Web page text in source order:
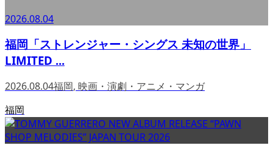
2026.08.04
福岡「ストレンジャー・シングス 未知の世界」
LIMITED ...
2026.08.04福岡, 映画・演劇・アニメ・マンガ
福岡